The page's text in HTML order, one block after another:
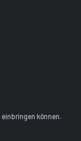
einbringen können.